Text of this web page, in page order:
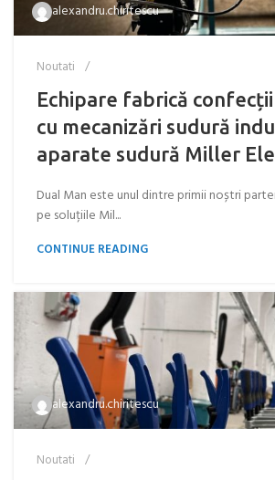
alexandru.chiritescu
Noutati
Echipare fabrică
cu mecanizări sudură
aparate sudură Miller
Dual Man este unul dintre primii noștri
pe soluțiile Mil...
CONTINUE READING
alexandru.chiritescu
Noutati